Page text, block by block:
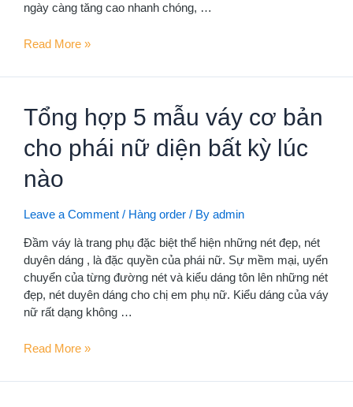
ngày càng tăng cao nhanh chóng, …
Hướng
cách
Taobao
Hà
Nội
rẻ
Đặt
Taobao
ngay!
Read More »
Tổng hợp 5 mẫu váy cơ bản
cho phái nữ diện bất kỳ lúc
nào
Leave a Comment / Hàng order / By admin
Đầm váy là trang phụ đặc biệt thể hiện những nét đẹp, nét
duyên dáng , là đặc quyền của phái nữ. Sự mềm mại, uyển
chuyển của từng đường nét và kiểu dáng tôn lên những nét
đẹp, nét duyên dáng cho chị em phụ nữ. Kiểu dáng của váy
nữ rất dạng không …
Tổng
5
Read More »